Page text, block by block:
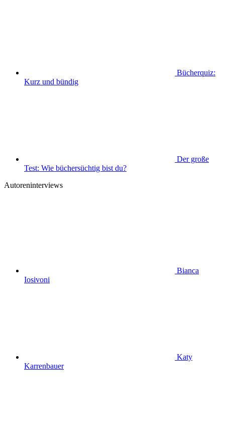
Bücherquiz:
Kurz und bündig
Der große
Test: Wie büchersüchtig bist du?
Autoreninterviews
Bianca
Iosivoni
Katy
Karrenbauer